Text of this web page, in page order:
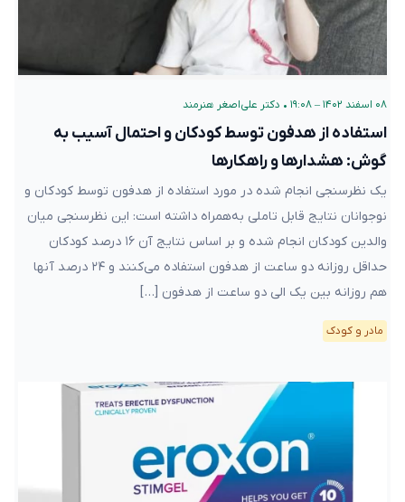
۰۸ اسفند ۱۴۰۲ – ۱۹:۰۸ • دکتر علی‌اصغر هنرمند
استفاده از هدفون توسط کودکان و احتمال آسیب به
گوش: هشدارها و راهکارها
یک نظرسنجی انجام شده در مورد استفاده از هدفون توسط کودکان و
نوجوانان نتایج قابل تاملی به‌همراه داشته است: این نظرسنجی میان
والدین کودکان انجام شده و بر اساس نتایج آن ۱۶ درصد کودکان
حداقل روزانه دو ساعت از هدفون استفاده می‌کنند و ۲۴ درصد آنها
هم روزانه بین یک الی دو ساعت از هدفون […]
مادر و کودک